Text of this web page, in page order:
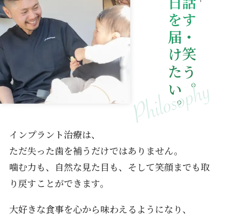
インプラント治療は、
ただ失った歯を補うだけではありません。
噛む力も、自然な見た目も、そして笑顔までも取
り戻すことができます。
大好きな食事を心から味わえるようになり、